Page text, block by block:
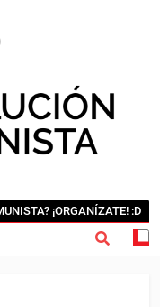
¡ORGANÍZATE! :D